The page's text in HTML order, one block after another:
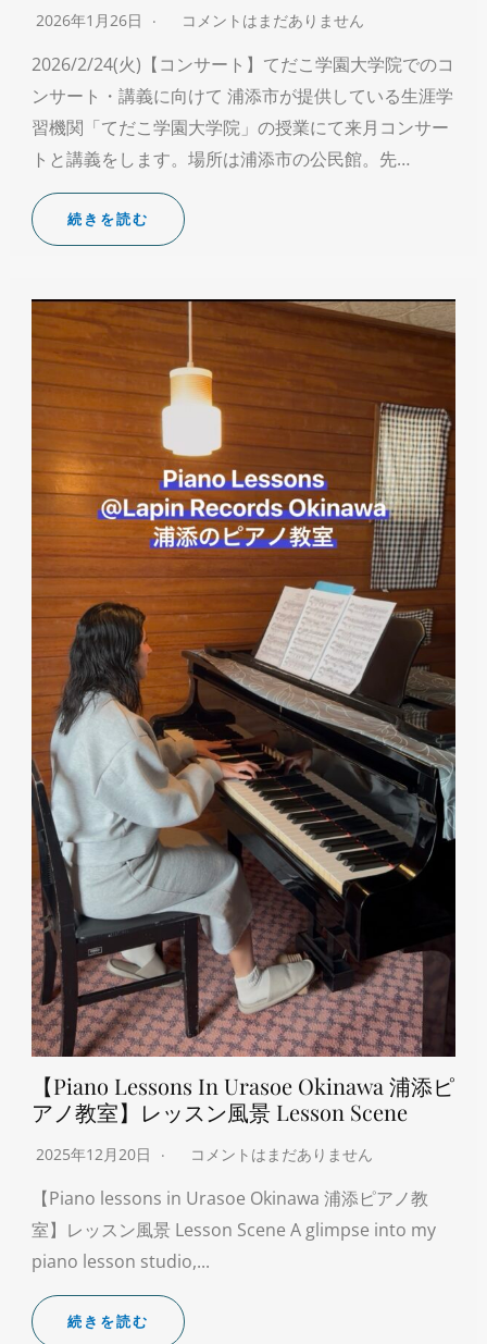
2026年1月26日 コメントはまだありません
2026/2/24(火)【コンサート】てだこ学園大学院でのコ
ンサート・講義に向けて 浦添市が提供している生涯学
習機関「てだこ学園大学院」の授業にて来月コンサー
トと講義をします。場所は浦添市の公民館。先…
続きを読む
【Piano Lessons In Urasoe Okinawa 浦添ピ
アノ教室】レッスン風景 Lesson Scene
2025年12月20日 コメントはまだありません
【Piano lessons in Urasoe Okinawa 浦添ピアノ教
室】レッスン風景 Lesson Scene A glimpse into my
piano lesson studio,...
続きを読む